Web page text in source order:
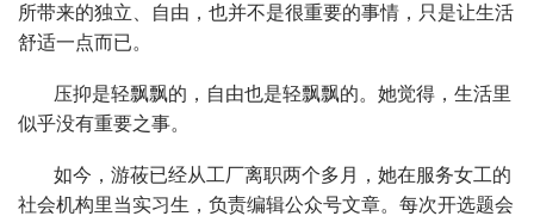
所带来的独立、自由，也并不是很重要的事情，只是让生活
舒适一点而已。
压抑是轻飘飘的，自由也是轻飘飘的。她觉得，生活里
似乎没有重要之事。
如今，游莜已经从工厂离职两个多月，她在服务女工的
社会机构里当实习生，负责编辑公众号文章。每次开选题会